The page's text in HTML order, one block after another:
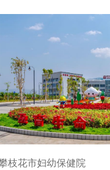
川北医学院附属医院